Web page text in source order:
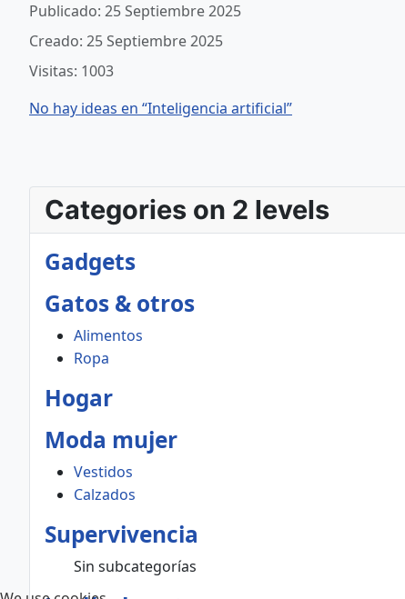
Publicado: 25 Septiembre 2025
Creado: 25 Septiembre 2025
Visitas: 1003
No hay ideas en “Inteligencia artificial”
Categories on 2 levels
Gadgets
Gatos & otros
Alimentos
Ropa
Hogar
Moda mujer
Vestidos
Calzados
Supervivencia
Sin subcategorías